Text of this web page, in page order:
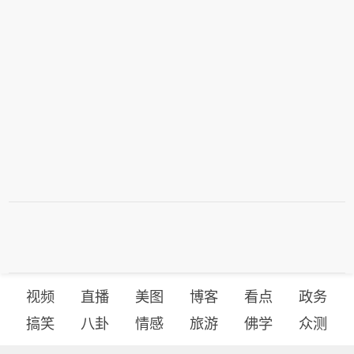
视频 直播 美图 博客 看点
政务
搞笑
八卦 情感 旅游 佛学 众测